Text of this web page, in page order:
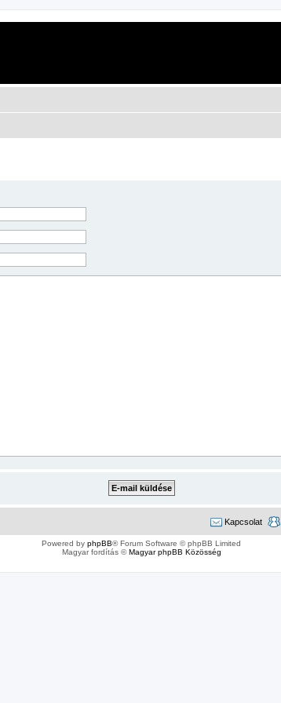
Kapcsolat
Powered by phpBB® Forum Software © phpBB Limited
Magyar fordítás ©Magyar phpBB Közösség